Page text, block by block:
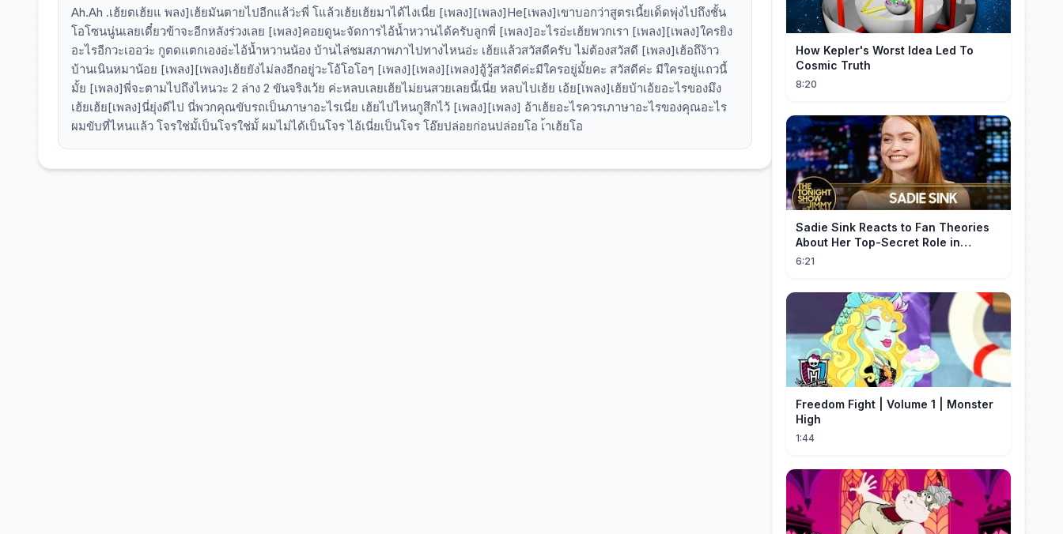
Ah.Ah .เฮ้ยตเฮ้ยแ พลง]เฮ้ยมันตายไปอีกแล้ว่ะพี่ โแล้วเฮ้ยเฮ้ยมาได้ไงเนี่ย [เพลง][เพลง]He[เพลง]เขาบอกว่าสูตรเนี้ยเด็ดพุ่งไปถึงชั้น
โอโซนนู่นเลยเดี๋ยวข้าจะอีกหลังร่วงเลย [เพลง]คอยดูนะจัดการไอ้น้ำหวานได้ครับลูกพี่ [เพลง]อะไรอ่ะเฮ้ยพวกเรา [เพลง][เพลง]ใครยิง
อะไรอีกวะเออว่ะ กูตดแตกเองอ่ะไอ้น้ำหวานน้อง บ้านไล่ชมสภาพภาไปทางไหนอ่ะ เฮ้ยแล้วสวัสดีครับ ไม่ต้องสวัสดี [เพลง]เฮ้อถึง้าว
บ้านเนินหมาน้อย [เพลง][เพลง]เฮ้ยยังไม่ลงอีกอยู่วะโอ้โอโอๆ [เพลง][เพลง][เพลง]อู้วู้สวัสดีค่ะมีใครอยู่มั้ยคะ สวัสดีค่ะ มีใครอยู่แถวนี้
มั้ย [เพลง]พี่จะตามไปถึงไหนวะ 2 ล่าง 2 ขันจริงเว้ย ค่ะหลบเลยเฮ้ยไม่ยนสวยเลยนี้เนี่ย หลบไปเฮ้ย เอ้ย[เพลง]เฮ้ยบ้าเอ้ยอะไรของมึง
เฮ้ยเฮ้ย[เพลง]นี่ยุ่งดีไป นี่พวกคุณขับรถเป็นภาษาอะไรเนี่ย เฮ้ยไปไหนกูสึกไว้ [เพลง][เพลง] อ้าเฮ้ยอะไรควรเภาษาอะไรของคุณอะไร
ผมขับที่ไหนแล้ว โจรใช่มั้เป็นโจรใช่มั้ ผมไม่ได้เป็นโจร ไอ้เนี่ยเป็นโจร โอ๊ยปล่อยก่อนปล่อยโอ เ้าเฮ้ยโอ
How Kepler's Worst Idea Led To
Cosmic Truth
8:20
Sadie Sink Reacts to Fan Theories
About Her Top-Secret Role in
Spider-Man: Brand New Day
6:21
Freedom Fight | Volume 1 | Monster
High
1:44